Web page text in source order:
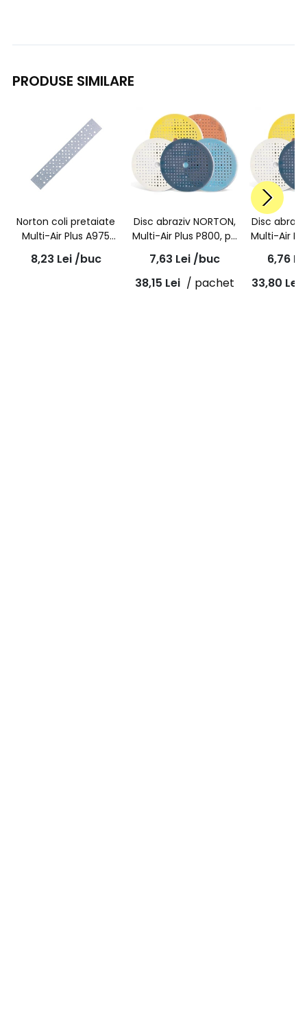
PRODUSE SIMILARE
Norton coli pretaiate
Multi-Air Plus A975
P150 70 x 420mm
8,23 Lei /buc
Disc abraziv NORTON,
Multi-Air Plus P800, pe
burete, albastru, A975,
150mm
7,63 Lei /buc
38,15 Lei / pachet
Disc
Multi-Air
6,76
33,80 Lei